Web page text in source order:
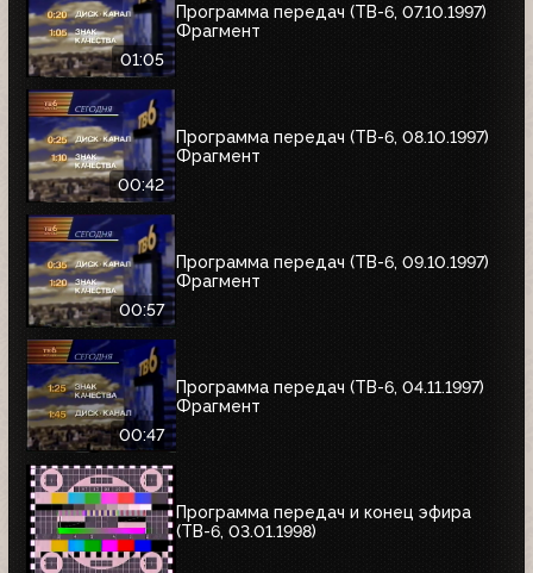
01:05
Программа передач (ТВ-6, 07.10.1997)
Фрагмент
00:42
Программа передач (ТВ-6, 08.10.1997)
Фрагмент
00:57
Программа передач (ТВ-6, 09.10.1997)
Фрагмент
00:47
Программа передач (ТВ-6, 04.11.1997)
Фрагмент
Программа передач и конец эфира
(ТВ-6, 03.01.1998)